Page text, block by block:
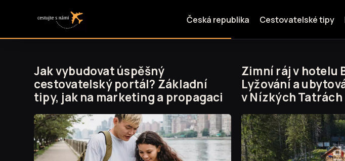
Česká republika Cestovatelské tipy
Jak vybudovat úspěšný
cestovatelský portál? Základní
tipy, jak na marketing a propagaci
Zimní ráj v hotelu
Lyžování a
v Nízkých Tatrách